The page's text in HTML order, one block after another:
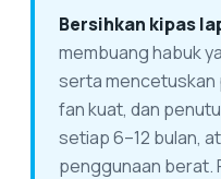
Bersihkan kipas
membuang habuk
serta mencetuskan
fan kuat, dan
setiap 6–12 bulan,
penggunaan berat.